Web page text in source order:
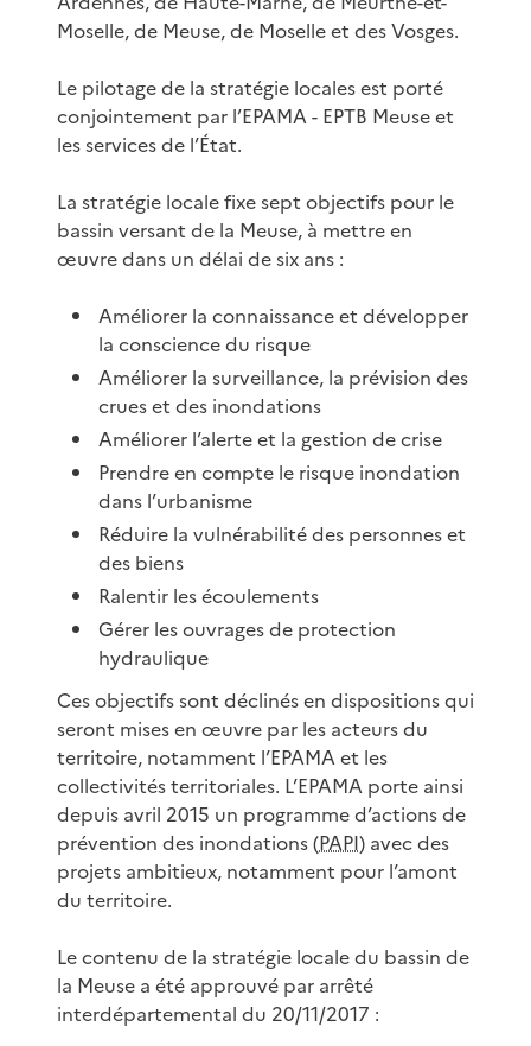
Moselle, de Meuse, de Moselle et des Vosges.
Le pilotage de la stratégie locales est porté
conjointement par l’EPAMA - EPTB Meuse et
les services de l’État.
La stratégie locale fixe sept objectifs pour le
bassin versant de la Meuse, à mettre en
œuvre dans un délai de six ans :
Améliorer la connaissance et développer
la conscience du risque
Améliorer la surveillance, la prévision des
crues et des inondations
Améliorer l’alerte et la gestion de crise
Prendre en compte le risque inondation
dans l’urbanisme
Réduire la vulnérabilité des personnes et
des biens
Ralentir les écoulements
Gérer les ouvrages de protection
hydraulique
Ces objectifs sont déclinés en dispositions qui
seront mises en œuvre par les acteurs du
territoire, notamment l’EPAMA et les
collectivités territoriales. L’EPAMA porte ainsi
depuis avril 2015 un programme d’actions de
prévention des inondations (PAPI) avec des
projets ambitieux, notamment pour l’amont
du territoire.
Le contenu de la stratégie locale du bassin de
la Meuse a été approuvé par arrêté
interdépartemental du 20/11/2017 :